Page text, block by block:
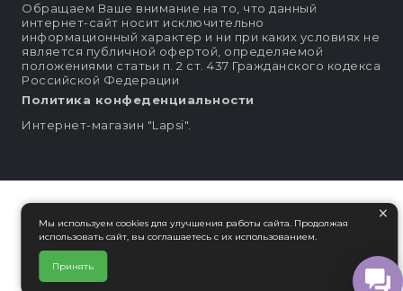
Обращаем Ваше внимание на то, что данный
интернет-сайт носит исключительно
информационный характер и ни при каких условиях не
является публичной офертой, определяемой
положениями статьи п. 2 ст. 437 Гражданского кодекса
Российской Федерации
Политика конфеденциальности
Интернет-магазин "Lapsi".
×
Мы используем cookies для улучшения работы сайта. Продолжая
использовать сайт, вы соглашаетесь с их использованием.
Принять